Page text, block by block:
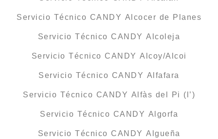
Servicio Técnico CANDY Alcocer de Planes
Servicio Técnico CANDY Alcoleja
Servicio Técnico CANDY Alcoy/Alcoi
Servicio Técnico CANDY Alfafara
Servicio Técnico CANDY Alfàs del Pi (l’)
Servicio Técnico CANDY Algorfa
Servicio Técnico CANDY Algueña